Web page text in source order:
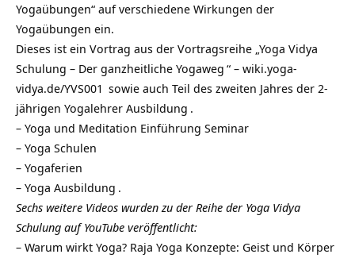
Yogaübungen“ auf verschiedene Wirkungen der
Yogaübungen ein.
Dieses ist ein Vortrag aus der Vortragsreihe „Yoga Vidya
Schulung – Der ganzheitliche Yogaweg “ – wiki.yoga-
vidya.de/YVS001 sowie auch Teil des zweiten Jahres der 2-
jährigen Yogalehrer Ausbildung .
– Yoga und Meditation Einführung Seminar
– Yoga Schulen
– Yogaferien
– Yoga Ausbildung .
Sechs weitere Videos wurden zu der Reihe der Yoga Vidya
Schulung auf YouTube veröffentlicht:
– Warum wirkt Yoga? Raja Yoga Konzepte: Geist und Körper